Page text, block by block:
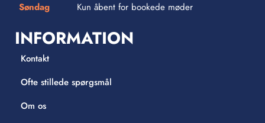
Søndag
Kun åbent for bookede møder
INFORMATION
Kontakt
Ofte stillede spørgsmål
Om os